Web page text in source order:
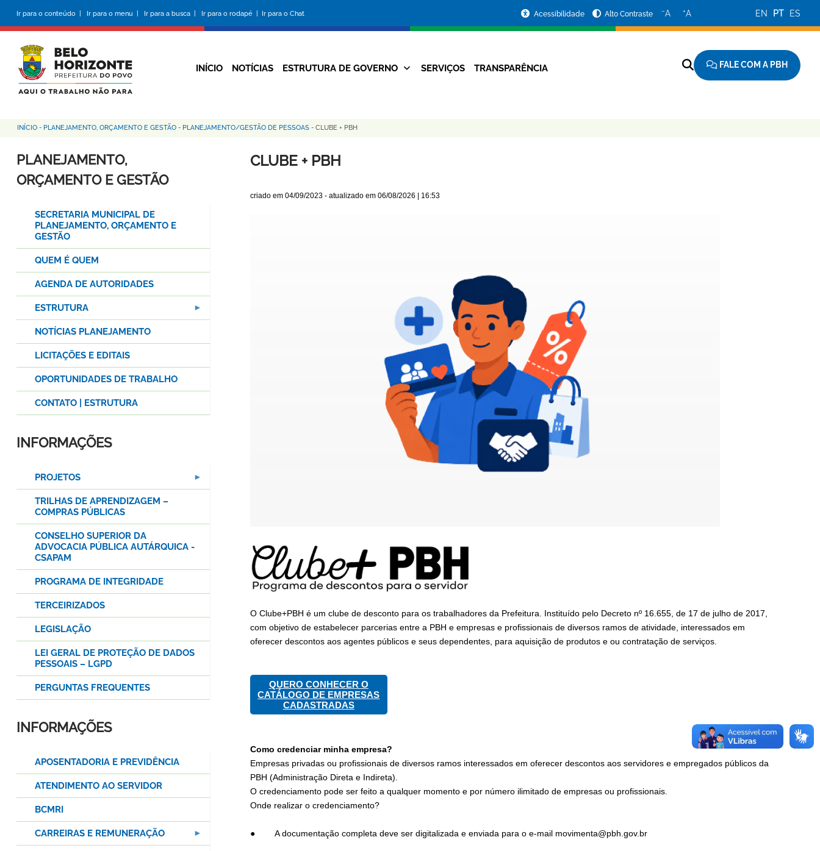
conteúdo
principal
Ir para o conteúdo | Ir para o menu | Ir para a busca | Ir para o rodapé | Ir para o Chat
da
Prefeitura
Acessibilidade Alto Contraste −A +A EN PT ES
Navegação
INÍCIO NOTÍCIAS ESTRUTURA DE GOVERNO SERVIÇOS TRANSPARÊNCIA FALE COM A PBH
Trilha
de
navegação
INÍCIO - PLANEJAMENTO, ORÇAMENTO E GESTÃO - PLANEJAMENTO/GESTÃO DE PESSOAS - CLUBE + PBH
CLUBE + PBH
criado em 04/09/2023- atualizado em 06/08/2026 | 16:53
O Clube+PBH é um clube de desconto para os trabalhadores da Prefeitura. Instituído pelo Decreto nº 16.655, de 17 de julho de 2017,
com objetivo de estabelecer parcerias entre a PBH e empresas e profissionais de diversos ramos de atividade, interessados em
oferecer descontos aos agentes públicos e seus dependentes, para aquisição de produtos e ou contratação de serviços.
QUERO CONHECER O
CATÁLOGO DE EMPRESAS
CADASTRADAS
Como credenciar minha empresa?
Empresas privadas ou profissionais de diversos ramos interessados em oferecer descontos aos servidores e empregados públicos da
PBH (Administração Direta e Indireta).
O credenciamento pode ser feito a qualquer momento e por número ilimitado de empresas ou profissionais.
Onde realizar o credenciamento?
● A documentação completa deve ser digitalizada e enviada para o e-mail movimenta@pbh.gov.br
PLANEJAMENTO,
ORÇAMENTO E GESTÃO
SECRETARIA MUNICIPAL DE
PLANEJAMENTO, ORÇAMENTO E
GESTÃO
QUEM É QUEM
AGENDA DE AUTORIDADES
ESTRUTURA
NOTÍCIAS PLANEJAMENTO
LICITAÇÕES E EDITAIS
OPORTUNIDADES DE TRABALHO
CONTATO | ESTRUTURA
INFORMAÇÕES
PROJETOS
TRILHAS DE APRENDIZAGEM –
COMPRAS PÚBLICAS
CONSELHO SUPERIOR DA
ADVOCACIA PÚBLICA AUTÁRQUICA -
CSAPAM
PROGRAMA DE INTEGRIDADE
TERCEIRIZADOS
LEGISLAÇÃO
LEI GERAL DE PROTEÇÃO DE DADOS
PESSOAIS – LGPD
PERGUNTAS FREQUENTES
INFORMAÇÕES
APOSENTADORIA E PREVIDÊNCIA
ATENDIMENTO AO SERVIDOR
BCMRI
CARREIRAS E REMUNERAÇÃO